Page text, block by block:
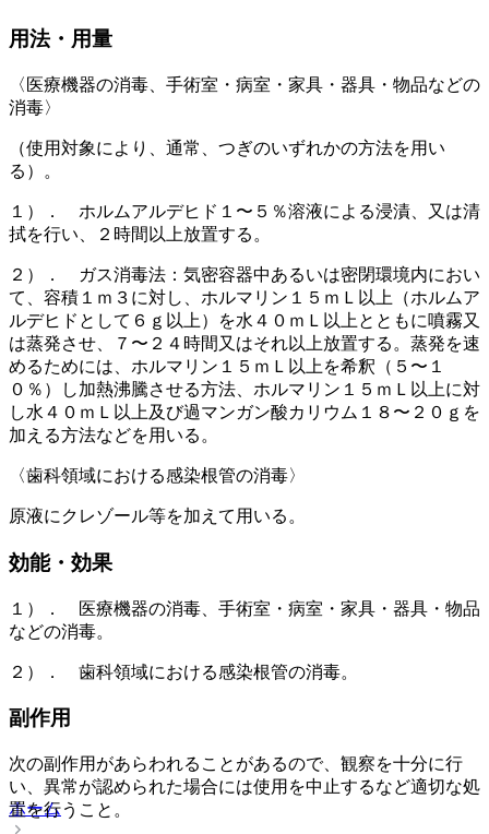
用法・用量
〈医療機器の消毒、手術室・病室・家具・器具・物品などの
消毒〉
（使用対象により、通常、つぎのいずれかの方法を用い
る）。
１）． ホルムアルデヒド１〜５％溶液による浸漬、又は清
拭を行い、２時間以上放置する。
２）． ガス消毒法：気密容器中あるいは密閉環境内におい
て、容積１ｍ３に対し、ホルマリン１５ｍＬ以上（ホルムア
ルデヒドとして６ｇ以上）を水４０ｍＬ以上とともに噴霧又
は蒸発させ、７〜２４時間又はそれ以上放置する。蒸発を速
めるためには、ホルマリン１５ｍＬ以上を希釈（５〜１
０％）し加熱沸騰させる方法、ホルマリン１５ｍＬ以上に対
し水４０ｍＬ以上及び過マンガン酸カリウム１８〜２０ｇを
加える方法などを用いる。
〈歯科領域における感染根管の消毒〉
原液にクレゾール等を加えて用いる。
効能・効果
１）． 医療機器の消毒、手術室・病室・家具・器具・物品
などの消毒。
２）． 歯科領域における感染根管の消毒。
副作用
次の副作用があらわれることがあるので、観察を十分に行
い、異常が認められた場合には使用を中止するなど適切な処
置を行うこと。
ホーム